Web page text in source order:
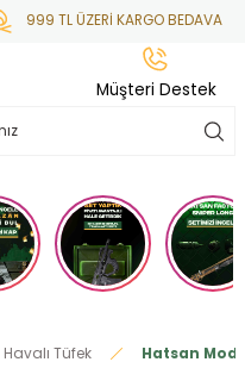
999 TL ÜZERİ KARGO BEDAVA
Havalı Tüfek Hatsan Mod